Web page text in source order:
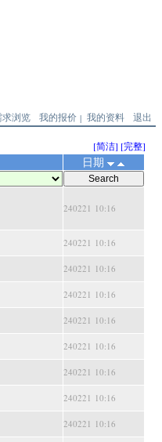
求浏览 我的报价 | 我的资料 退出
[简洁] [完整]
日期
240221 10:16
240221 10:16
240221 10:16
240221 10:16
240221 10:16
240221 10:16
240221 10:16
240221 10:16
240221 10:16